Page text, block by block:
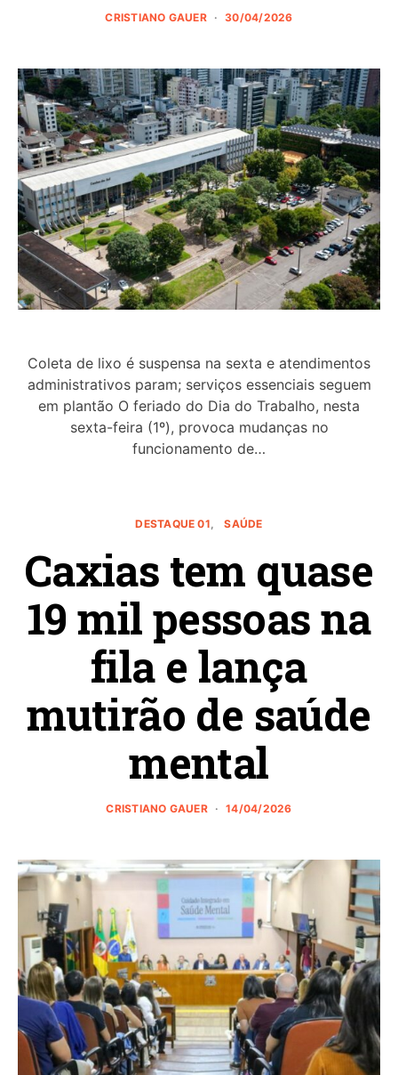
CRISTIANO GAUER 30/04/2026
Coleta de lixo é suspensa na sexta e atendimentos
administrativos param; serviços essenciais seguem
em plantão O feriado do Dia do Trabalho, nesta
sexta-feira (1º), provoca mudanças no
funcionamento de…
DESTAQUE 01 SAÚDE
Caxias tem quase
19 mil pessoas na
fila e lança
mutirão de saúde
mental
CRISTIANO GAUER 14/04/2026